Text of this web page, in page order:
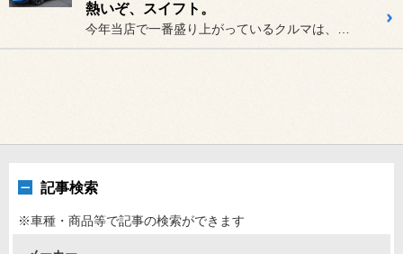
熱いぞ、スイフト。
今年当店で一番盛り上がっているクルマは、スイフトです。
記事検索
※車種・商品等で記事の検索ができます